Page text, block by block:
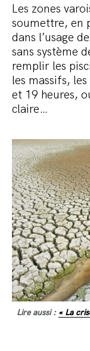
Les zones
soumettre, en
dans l’usage
sans système
remplir les
les massifs,
et 19 heures,
claire…
Lire aussi : « La